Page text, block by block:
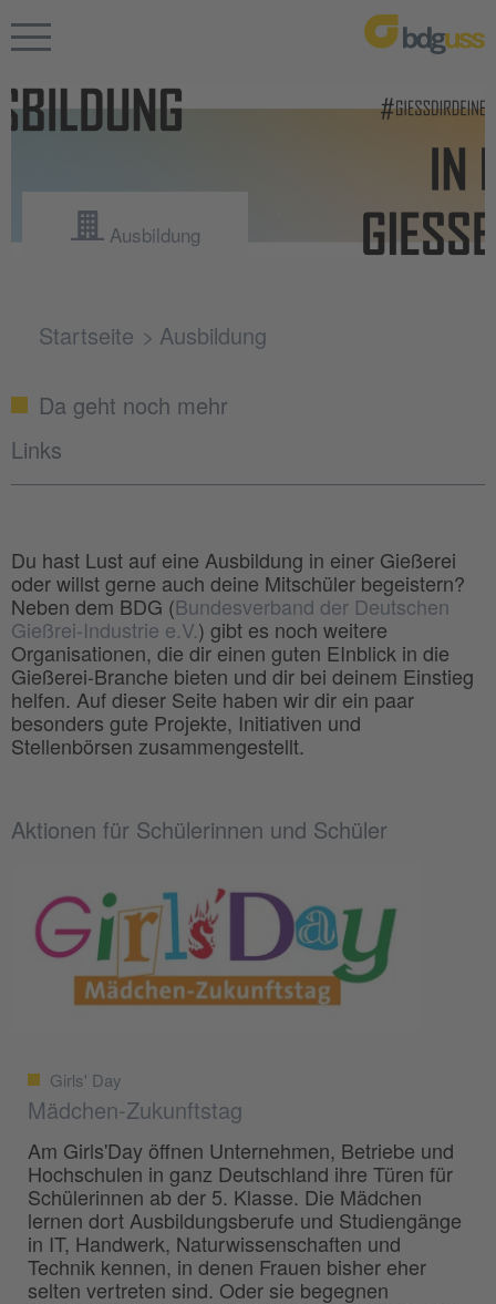
Ausbildung
Startseite Ausbildung
Da geht noch mehr
Links
Du hast Lust auf eine Ausbildung in einer Gießerei
oder willst gerne auch deine Mitschüler begeistern?
Neben dem BDG (Bundesverband der Deutschen
Gießrei-Industrie e.V.) gibt es noch weitere
Organisationen, die dir einen guten EInblick in die
Gießerei-Branche bieten und dir bei deinem Einstieg
helfen. Auf dieser Seite haben wir dir ein paar
besonders gute Projekte, Initiativen und
Stellenbörsen zusammengestellt.
Aktionen für Schülerinnen und Schüler
Girls' Day
Mädchen-Zukunftstag
Am Girls'Day öffnen Unternehmen, Betriebe und
Hochschulen in ganz Deutschland ihre Türen für
Schülerinnen ab der 5. Klasse. Die Mädchen
lernen dort Ausbildungsberufe und Studiengänge
in IT, Handwerk, Naturwissenschaften und
Technik kennen, in denen Frauen bisher eher
selten vertreten sind. Oder sie begegnen